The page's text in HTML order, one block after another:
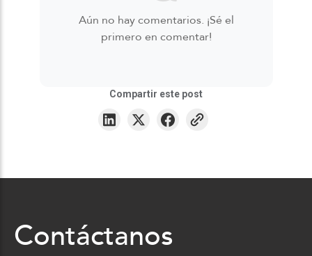
Aún no hay comentarios. ¡Sé el
primero en comentar!
Compartir este post
Contáctanos